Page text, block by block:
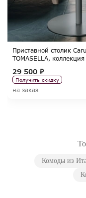
Приставной столик
TOMASELLA, коллекция
29 500 ₽
Получить скидку
на заказ
Комоды из